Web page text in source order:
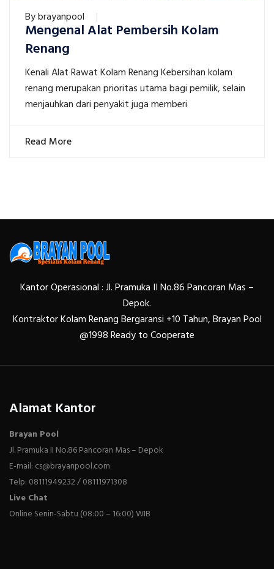
Bybrayanpool
Mengenal Alat Pembersih Kolam
Renang
Kenali Alat Rawat Kolam Renang Kebersihan kolam
renang merupakan prioritas utama bagi pemilik, selain
menjauhkan dari penyakit juga memberi
Read More
Kantor Operasional : Jl. Pramuka II No.86 Pancoran Mas –
Depok.
Kontraktor Kolam Renang Bergaransi +10 Tahun, Brayan Pool
@1998 Ready to Cooperate
Alamat Kantor
Brayan Pool
Jl. Pramuka II No.86 Pancoran Mas – Depok
E-mail: cs@brayanpool.com
Telp: 08111949232 / 08111971308
Live Chat
Online Senin-Sabtu (08:00 – 16:00) WIB